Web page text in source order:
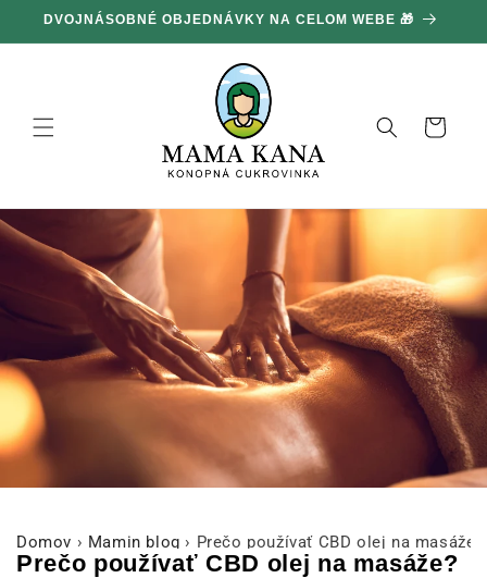
a prejsť
na obsah
DVOJNÁSOBNÉ OBJEDNÁVKY NA CELOM WEBE 🎁
Košík
Domov › Mamin blog › Prečo používať CBD olej na masáže?
Prečo používať CBD olej na masáže?